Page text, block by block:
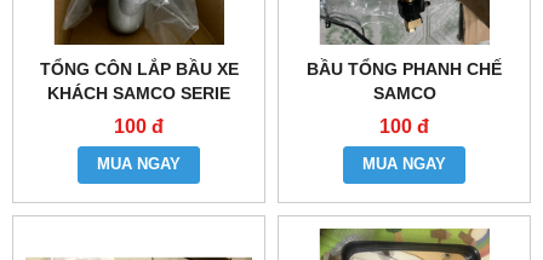
TỔNG CÔN LẮP BẦU XE
KHÁCH SAMCO SERIE
100 đ
MUA NGAY
BẦU TỔNG PHANH CHẾ
SAMCO
100 đ
MUA NGAY